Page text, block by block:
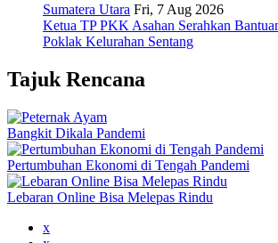
Sumatera Utara Fri, 7 Aug 2026
Ketua TP PKK Asahan Serahkan
Poklak Kelurahan Sentang
Tajuk Rencana
Bangkit Dikala Pandemi
Pertumbuhan Ekonomi di Tengah Pandemi
Lebaran Online Bisa Melepas Rindu
x